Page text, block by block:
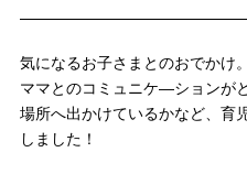
お知らせ
お問い合わせ
気になるお子さまとのおでかけ
ママとのコミュニケ―ションが
場所へ出かけているかなど、育
しました！